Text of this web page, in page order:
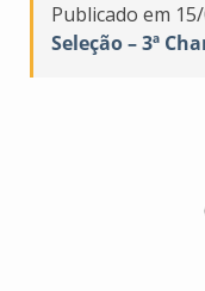
Publicado em
Seleção – 3ª